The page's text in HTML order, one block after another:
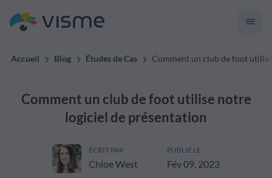
Accueil Blog Études de Cas Comment un club de foot
Comment un club de foot utilise notre
logiciel de présentation
ÉCRIT PAR
Chloe West
PUBLIÉ LE
Fév 09, 2023